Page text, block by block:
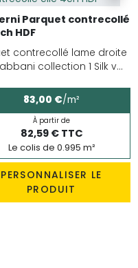
Parquet contrecollé
HDF
contrecollé lame droite
collection 1 Silk v...
83,00 €/m²
À partir de
82,59 € TTC
Le colis de 0.995 m²
PERSONNALISER LE
PRODUIT